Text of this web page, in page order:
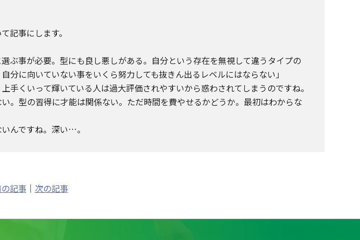
記事にします。
ぶ事が必要。型にも良し悪しがある。自分という存在を無視して違うタイプの
に向いていない事をいくら努力しても抜きん出るレベルにはならない」
手くいって輝いている人は過大評価されやすいから惑わされてしまうのですね。
。型の習得に才能は関係ない。ただ時間を費やせるかどうか。最初はわからな
んですね。深い…。
記事｜ 次の記事